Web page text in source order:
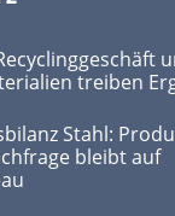
treiben
Stahl:
bleibt auf